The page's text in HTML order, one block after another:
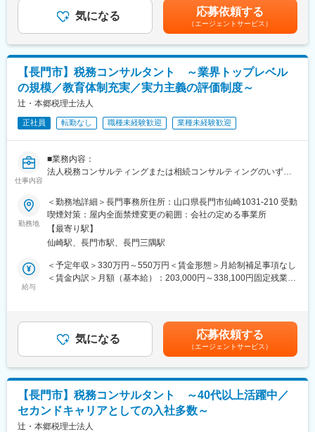
様をサポートする総合コンサルティングファームを目指していま
す。
総合コンサルティングファームならではの特徴として、「相続・
グ」など様々な分野でのキャリア形成が可能です。
変更の範囲：会社の定める業務
◇施設全体の管理
◇経営企画の立案、実行
◇経営者との折衝、会議
◇経営者からの特命事項の実行
◇各部門との連携、指示、統括
◇医局対応（医師マネジメント）
◇大学医局関連対応
◇業績管理
◇行政対応、監査対応、苦情、クレーム対応
◇各種問い合わせ対応
◇人事考課
◇人員配置
◇地域医療機関との連携、関係構築
■担当予定のクリニックについて：
岩国市で地域医療を担う、患者一人ひとりと向き合うかかりつけ
クリニックです。院長と二人三脚でクリニックをより良くしてい
ただける方を求めており、あなたの提案が直接経営に反映される
環境です。転勤なし・地域密着のため、腰を据えて働きたい方や
補足＞予定年収はあくまでも目安の金額であり、選考を通じて上
下する可能性があります。■インセンティブ：年1回（業績連動）
■更改（不定期）賃金はあくまでも目安の金額であり、選考を通じ
て上下する可能性があります。月給(月額)は固定手当を含めた表記
です。
気になる 応募依頼する
（エージェントサービス）
【長門市】税務コンサルタント ～業界トップレベル
の規模／教育体制充実／実力主義の評価制度～
辻・本郷税理士法人
正社員 転勤なし 職種未経験歓迎 業種未経験歓迎
仕事内容
■業務内容：
法人税務コンサルティングまたは相続コンサルティングのいずれ
法人向け税務コンサルティング
・法人顧問業務（月次・決算・申告書作成など）
・税に関する課題や現状のヒアリング
・財務諸表の精査による、適用可能な税法・規制の確認
・節税対策やリスク回避の方法など税務戦略の策定
・税務当局の調査への対応、コンプライアンスの維持 など
相続コンサルティング
・相続税申告または手続き代行業務
・相続人とのヒアリングを通じた、最適な相続方法の提案
・新規顧客に向けた事業承継コンサル業務
・法人オーナーへ向けた辻本郷のグループソリューション提案
（保険・不動産・М＆A・ITソフト提案） など
勤務地
＜勤務地詳細＞長門事務所住所：山口県長門市仙崎1031-210 受動
喫煙対策：屋内全面禁煙変更の範囲：会社の定める事業所
【最寄り駅】
仙崎駅、長門市駅、長門三隅駅
給与
＜予定年収＞330万円～550万円＜賃金形態＞月給制補足事項なし
＜賃金内訳＞月額（基本給）：203,000円～338,100円固定残業手
＞※給与詳細は資格、経験・前職等を考慮の上同社規定により決定
■昇給：原則年1回■賞与：年2回■インセンティブ制度あり※管理監
督者として採用となった場合は固定残業の支給はありません。賃
金はあくまでも目安の金額であり、選考を通じて上下する可能性
があります。月給(月額)は固定手当を含めた表記です。
気になる 応募依頼する
（エージェントサービス）
【長門市】税務コンサルタント ～40代以上活躍中／
セカンドキャリアとしての入社多数～
辻・本郷税理士法人